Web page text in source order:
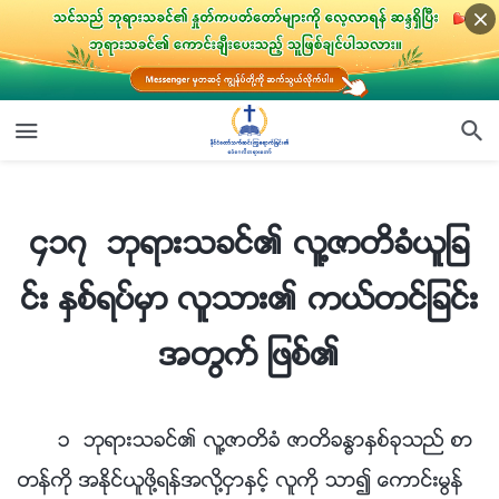
၄၁၇ ဘုရားသခင္၏ လူ႔ဇာတိခံယူျခ
င္း ႏွစ္ရပ္မွာ လူသား၏ ကယ္တင္ျခင္း
အတြက္ ျဖစ္၏
၁ ဘုရားသခင္၏ လူ႔ဇာတိခံ ဇာတိခႏၶာႏွစ္ခုသည္ စာ
တန္ကို အႏိုင္ယူဖို႔ရန္အလို႔ငွာႏွင့္ လူကို သာ၍ ေကာင္းမြန္